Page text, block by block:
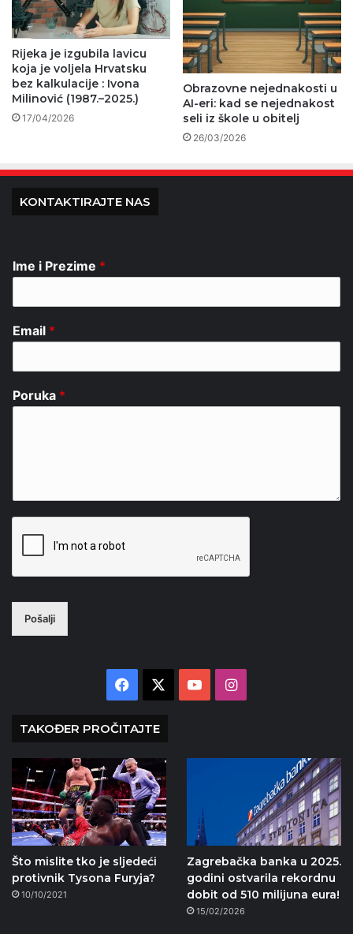
Rijeka je izgubila lavicu
koja je voljela Hrvatsku
bez kalkulacije : Ivona
Milinović (1987.–2025.)
17/04/2026
Obrazovne nejednakosti u
AI-eri: kad se nejednakost
seli iz škole u obitelj
26/03/2026
KONTAKTIRAJTE NAS
Ime i Prezime *
Email *
Poruka *
Pošalji
Facebook YouTubeInstagram
TAKOĐER PROČITAJTE
Što mislite tko je sljedeći
protivnik Tysona Furyja?
10/10/2021
Zagrebačka banka u 2025.
godini ostvarila rekordnu
dobit od 510 milijuna eura!
15/02/2026